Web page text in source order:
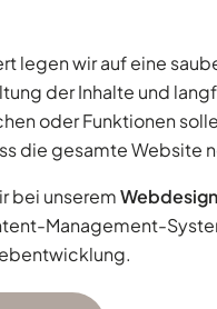
legen wir auf eine
der Inhalte und
oder Funktionen
die gesamte Website
bei unserem
Management-